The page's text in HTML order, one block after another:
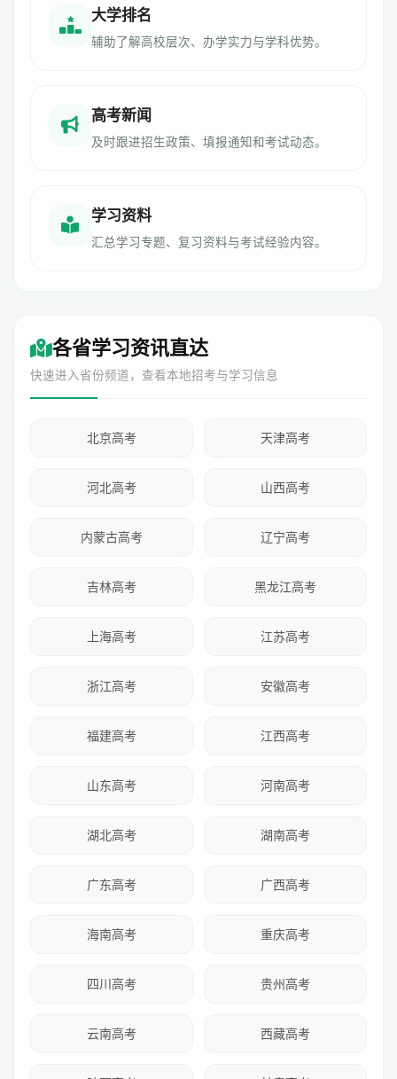
大学排名
辅助了解高校层次、办学实力与学科优势。
高考新闻
及时跟进招生政策、填报通知和考试动态。
学习资料
汇总学习专题、复习资料与考试经验内容。
各省学习资讯直达
快速进入省份频道，查看本地招考与学习信息
北京高考 天津高考
河北高考 山西高考
内蒙古高考 辽宁高考
吉林高考 黑龙江高考
上海高考 江苏高考
浙江高考 安徽高考
福建高考 江西高考
山东高考 河南高考
湖北高考 湖南高考
广东高考 广西高考
海南高考 重庆高考
四川高考 贵州高考
云南高考 西藏高考